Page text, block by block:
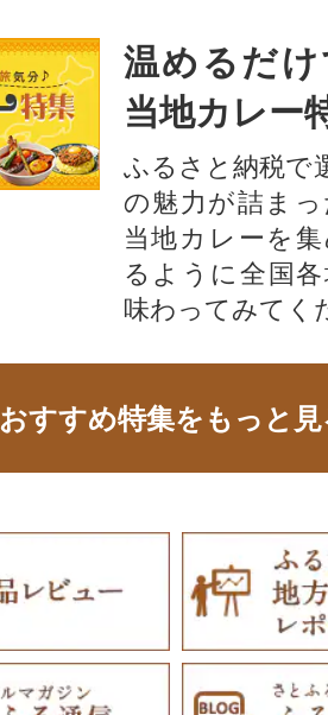
温めるだ
当地カレー
ふるさと納税で
の魅力が詰ま
当地カレーを
るように全国
味わってみてく
おすすめ特集をもっと